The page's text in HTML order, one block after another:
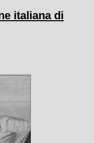
italiana di